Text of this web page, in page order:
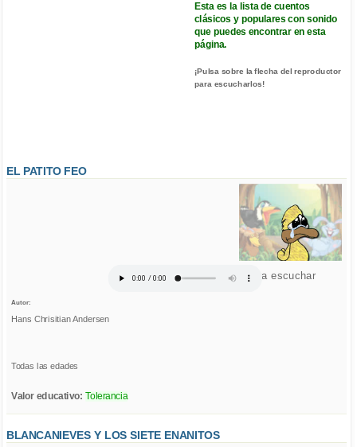
Esta es la lista de cuentos
clásicos y populares con sonido
que puedes encontrar en esta
página.
¡Pulsa sobre la flecha del reproductor
para escucharlos!
EL PATITO FEO
Click para escuchar
Autor:
Hans Chrisitian Andersen
Todas las edades
Valor educativo:Tolerancia
BLANCANIEVES Y LOS SIETE ENANITOS